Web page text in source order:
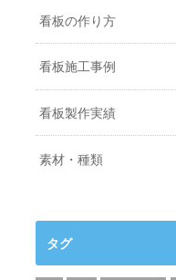
看板の作り方
看板施工事例
看板製作実績
素材・種類
タグ